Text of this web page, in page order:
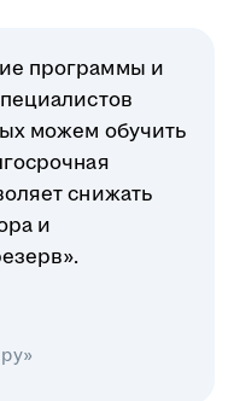
программы и
можем обучить
снижать
и